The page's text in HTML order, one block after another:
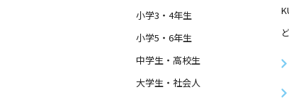
小学3・4年生
小学5・6年生
中学生・高校生
大学生・社会人